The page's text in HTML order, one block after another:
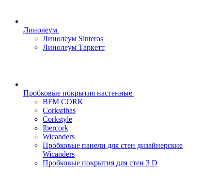
Линолеум
Линолеум Sinteros
Линолеум Таркетт
Пробковые покрытия настенные
BFM CORK
Corksribas
Corkstyle
Ibercork
Wicanders
Пробковые панели для стен дизайнерские
Wicanders
Пробковые покрытия для стен 3 D